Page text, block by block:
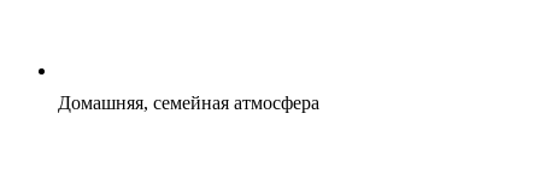
Домашняя, семейная атмосфера